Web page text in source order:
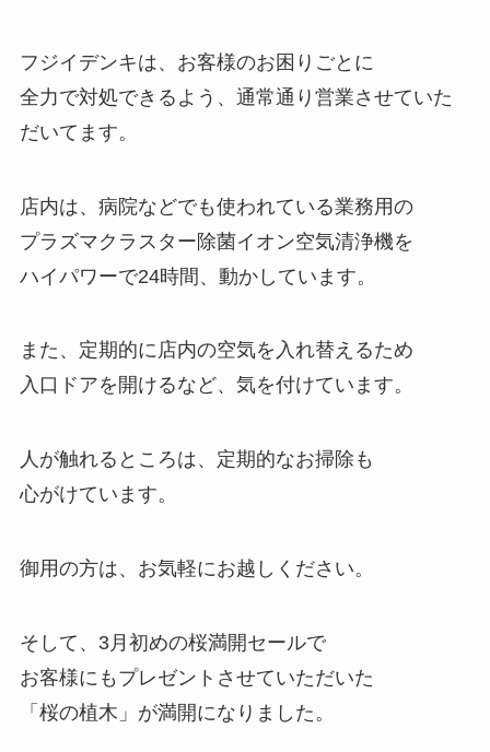
フジイデンキは、お客様のお困りごとに
全力で対処できるよう、通常通り営業させていた
だいてます。
店内は、病院などでも使われている業務用の
プラズマクラスター除菌イオン空気清浄機を
ハイパワーで24時間、動かしています。
また、定期的に店内の空気を入れ替えるため
入口ドアを開けるなど、気を付けています。
人が触れるところは、定期的なお掃除も
心がけています。
御用の方は、お気軽にお越しください。
そして、3月初めの桜満開セールで
お客様にもプレゼントさせていただいた
「桜の植木」が満開になりました。